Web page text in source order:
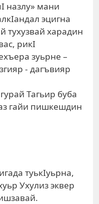
назлу» мани
эцигна
тухузвай харадин
рикI
зуьрне –
- дагъвияр
Тагьир буба
гайи пишкешдин
туькIуьрна,
Ухулиз эквер